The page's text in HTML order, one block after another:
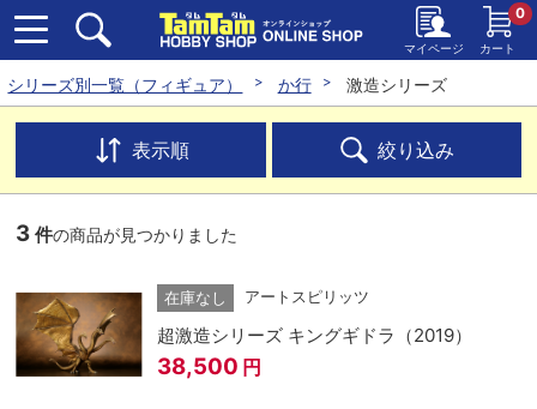
マイページ カート
0
シリーズ別一覧（フィギュア） か行 激造シリーズ
表示順 絞り込み
3 件の商品が見つかりました
在庫なし アートスピリッツ
超激造シリーズ キングギドラ（2019）
38,500 円